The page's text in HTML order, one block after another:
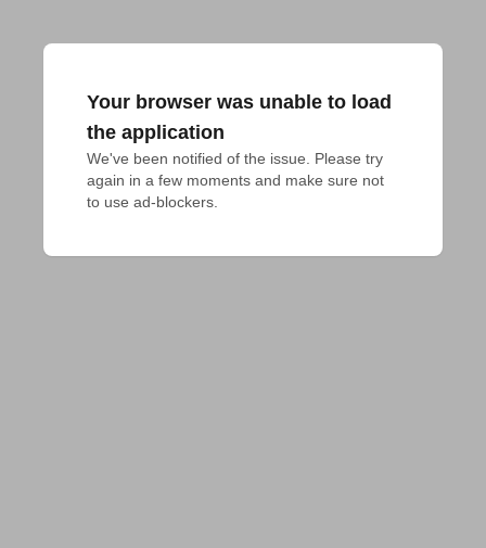
Your browser was unable to load
the application
We've been notified of the issue. Please try
again in a few moments and make sure not
to use ad-blockers.